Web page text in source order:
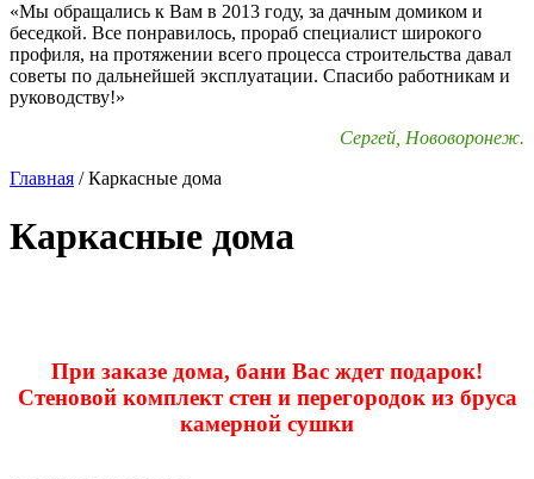
«Мы обращались к Вам в 2013 году, за дачным домиком и
беседкой. Все понравилось, прораб специалист широкого
профиля, на протяжении всего процесса строительства давал
советы по дальнейшей эксплуатации. Спасибо работникам и
руководству!»
Сергей, Нововоронеж.
Главная /Каркасные дома
Каркасные дома
При заказе дома, бани Вас ждет подарок!
Стеновой комплект стен и перегородок из бруса
камерной сушки